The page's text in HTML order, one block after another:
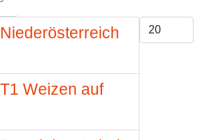
Anzeige #
Weizen auf